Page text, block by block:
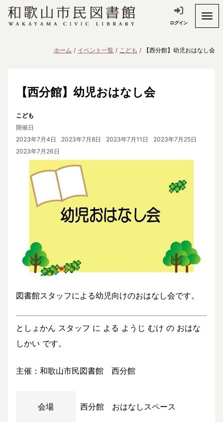
ログイン
ホーム イベント一覧 こども 【西分館】幼児おはなし会
【西分館】幼児おはなし会
こども
開催日
2023年7月4日
2023年7月8日 2023年7月11日
2023年7月25日
2023年7月26日
図書館スタッフによる幼児向けのおはなし会です。
としょかん スタッフ に よる ようじ むけ の おはな
しかい です。
主催：和歌山市民図書館 西分館
会場 西分館 おはなしスペース